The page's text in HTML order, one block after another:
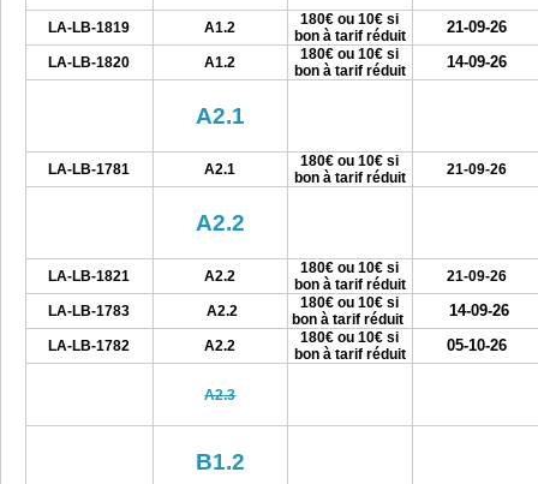
LA-LB-1819 A1.2
180€ ou 10€ si
bon à tarif réduit
21-09-26
LA-LB-1820 A1.2
180€ ou 10€ si
bon à tarif réduit
14-09-26
A2.1
LA-LB-1781 A2.1
180€ ou 10€ si
bon à tarif réduit
21-09-26
A2.2
LA-LB-1821 A2.2
180€ ou 10€ si
bon à tarif réduit
21-09-26
LA-LB-1783 A2.2
180€ ou 10€ si
bon à tarif réduit
14-09-26
LA-LB-1782 A2.2
180€ ou 10€ si
bon à tarif réduit
05-10-26
A2.3
B1.2